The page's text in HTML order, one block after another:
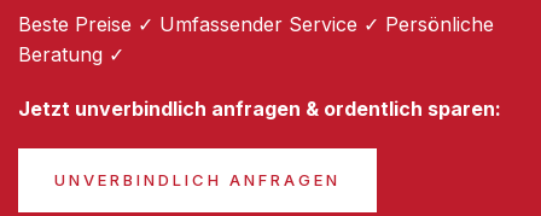
Beste Preise ✓ Umfassender Service ✓ Persönliche
Beratung ✓
Jetzt unverbindlich anfragen & ordentlich sparen:
UNVERBINDLICH ANFRAGEN